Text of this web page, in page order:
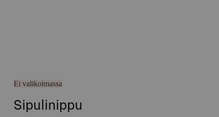
Ei valikoimassa
Sipulinippu